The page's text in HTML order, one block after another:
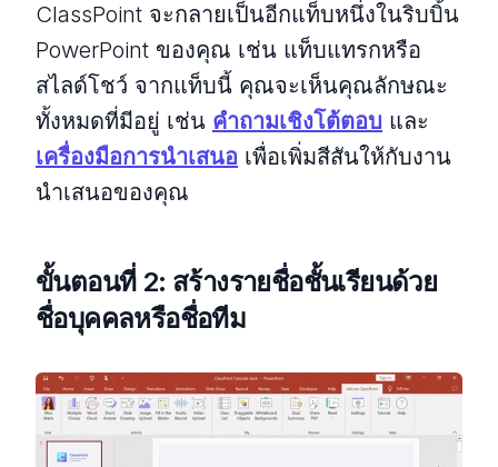
ClassPoint จะกลายเป็นอีกแท็บหนึ่งในริบบิ้น
PowerPoint ของคุณ เช่น แท็บแทรกหรือ
สไลด์โชว์ จากแท็บนี้ คุณจะเห็นคุณลักษณะ
ทั้งหมดที่มีอยู่ เช่น คำถามเชิงโต้ตอบ และ
เครื่องมือการนำเสนอ เพื่อเพิ่มสีสันให้กับงาน
นำเสนอของคุณ
ขั้นตอนที่ 2: สร้างรายชื่อชั้นเรียนด้วย
ชื่อบุคคลหรือชื่อทีม